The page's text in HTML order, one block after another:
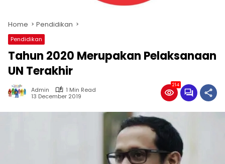
Home Pendidikan
Pendidikan
Tahun 2020 Merupakan Pelaksanaan
UN Terakhir
Admin
1 Min Read
13 December 2019
214